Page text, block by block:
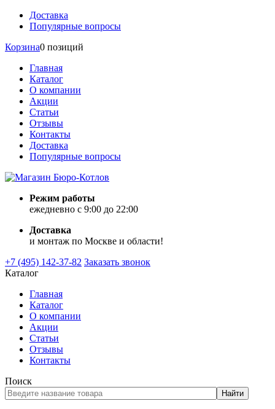
Доставка
Популярные вопросы
Корзина0 позиций
Главная
Каталог
О компании
Акции
Статьи
Отзывы
Контакты
Доставка
Популярные вопросы
Режим работы
ежедневно с 9:00 до 22:00
Доставка
и монтаж по Москве и области!
+7 (495) 142-37-82 Заказать звонок
Каталог
Главная
Каталог
О компании
Акции
Статьи
Отзывы
Контакты
Поиск
Найти